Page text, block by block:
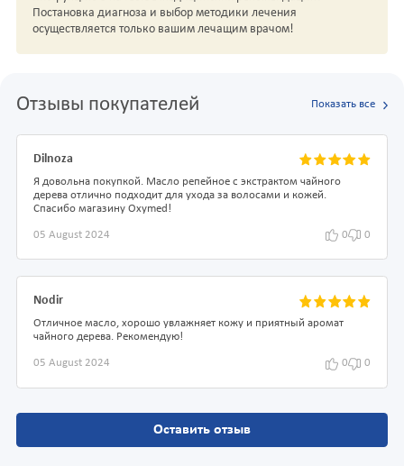
Постановка диагноза и выбор методики лечения
осуществляется только вашим лечащим врачом!
Отзывы покупателей Показать все
Dilnoza
Я довольна покупкой. Масло репейное с экстрактом чайного
дерева отлично подходит для ухода за волосами и кожей.
Спасибо магазину Oxymed!
05 August 2024 0 0
Nodir
Отличное масло, хорошо увлажняет кожу и приятный аромат
чайного дерева. Рекомендую!
05 August 2024 0 0
Оставить отзыв